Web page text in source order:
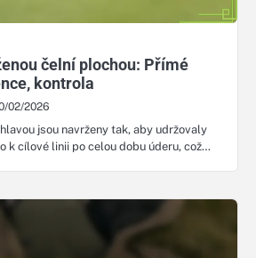
čelní plochou: Přímé
kontrola
02/2026
jsou navrženy tak, aby udržovaly
k cílové linii po celou dobu úderu, což…